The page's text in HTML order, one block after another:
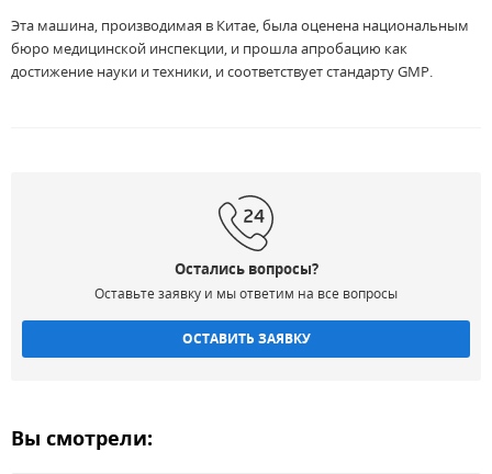
Эта машина, производимая в Китае, была оценена национальным
бюро медицинской инспекции, и прошла апробацию как
достижение науки и техники, и соответствует стандарту GMP.
Остались вопросы?
Оставьте заявку и мы ответим на все вопросы
ОСТАВИТЬ ЗАЯВКУ
Вы смотрели: